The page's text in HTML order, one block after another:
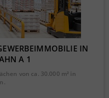
IN
A 1
von ca. 30.000 m² in